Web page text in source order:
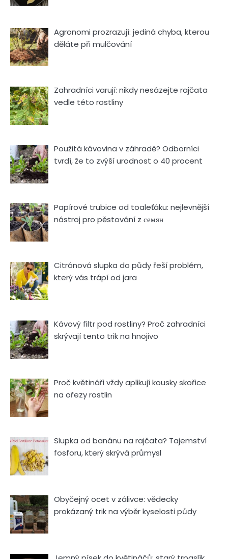
Agronomi prozrazují: jediná chyba, kterou
děláte při mulčování
Zahradníci varují: nikdy nesázejte rajčata
vedle této rostliny
Použitá kávovina v záhradě? Odborníci
tvrdí, že to zvýší urodnost o 40 procent
Papírové trubice od toaleťáku: nejlevnější
nástroj pro pěstování z семян
Citrónová slupka do půdy řeší problém,
který vás trápí od jara
Kávový filtr pod rostliny? Proč zahradníci
skrývají tento trik na hnojivo
Proč květináři vždy aplikují kousky skořice
na ořezy rostlin
Slupka od banánu na rajčata? Tajemství
fosforu, který skrývá průmysl
Obyčejný ocet v zálivce: vědecky
prokázaný trik na výběr kyselosti půdy